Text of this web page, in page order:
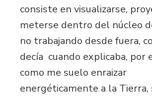
consiste en visualizarse,
meterse dentro del núcleo
no trabajando desde fuera,
decía cuando explicaba, por
como me suelo enraizar
energéticamente a la Tierra,